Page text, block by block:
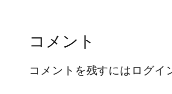
コメント
コメントを残すにはログイ